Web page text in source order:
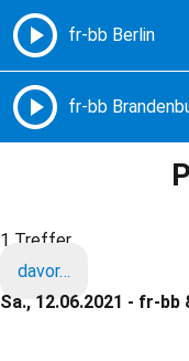
Freie Radios –
1 Treffer
davor…
Sa., 12.06.2021 - fr-bb